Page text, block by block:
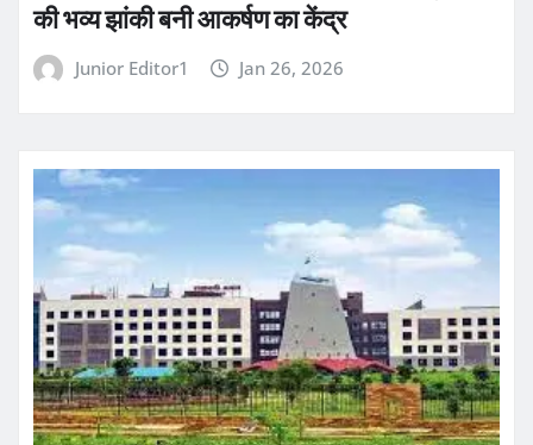
की भव्य झांकी बनी आकर्षण का केंद्र
Junior Editor1 Jan 26, 2026